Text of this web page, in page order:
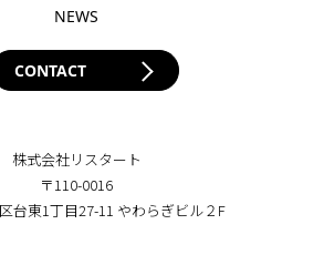
NEWS
CONTACT
株式会社リスタート
〒110-0016
台東1丁目27-11 やわらぎビル２F